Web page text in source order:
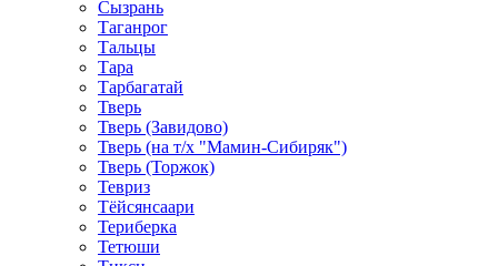
Сызрань
Таганрог
Тальцы
Тара
Тарбагатай
Тверь
Тверь (Завидово)
Тверь (на т/х "Мамин-Сибиряк")
Тверь (Торжок)
Тевриз
Тёйсянсаари
Териберка
Тетюши